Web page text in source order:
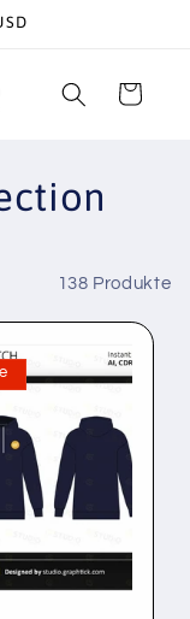
Warenkorb
138 Produkte